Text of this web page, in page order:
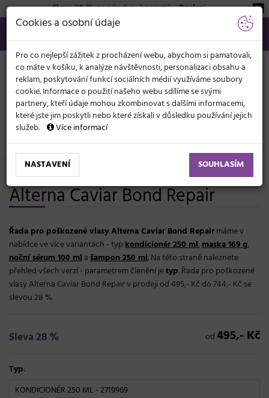
Sleva 20 %na pánskou kosmetikuBeviro!
566 440 099
info@svetkadernictvi.cz
Po−pá: 8−17
Vše o nákupu Kč
KATEGORIE
MENU
Značky Alterna
Řada pro poškozené vlasy
Alterna Caviar Bond Repair
Řada pro poškozené vlasy Alterna Caviar Bond Repairmáme v
nabídce ve více variantách - typkondicionér 250 ml,maska 169 g,
noční sérum 100 mlašampon 250 ml. Na této straně naleznete
přehled všech verzí - parametrem členění jetyp. Řada pro poškozené
vlasy Alterna Caviar Bond Repair v prodeji od 495,- Kč do 744,- Kč se
slevou 28 %.
Sleva 28 % od495,- Kč
Typ:
KONDICIONÉR 250 ML - 2719969
Cookies a osobní údaje
Pro co nejlepší zážitek z procházení webu, abychom si pamatovali,
co máte v košíku, k analýze návštěvnosti, personalizaci obsahu a
reklam, poskytování funkcí sociálních médií využíváme soubory
cookie. Informace o použití našeho webu sdílíme se svými
partnery, kteří údaje mohou zkombinovat s dalšími informacemi,
které jste jim poskytli nebo které získali v důsledku používání jejich
služeb.
Více informací
NASTAVENÍ SOUHLASÍM